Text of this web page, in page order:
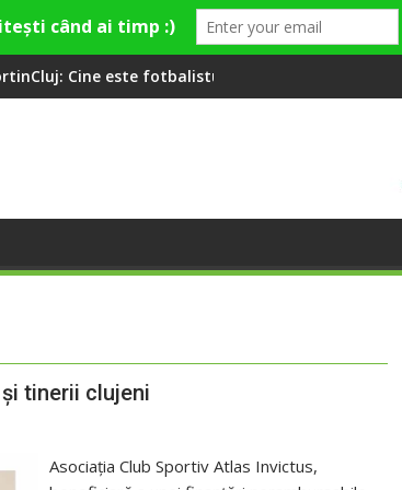
cu două diplome care a învățat româna la 2 ani
Compania de Apă
tinerii clujeni
Asociația Club Sportiv Atlas Invictus,